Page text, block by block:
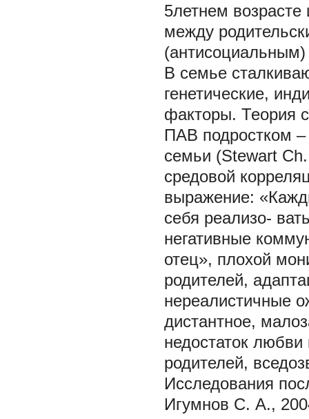
5летнем
между
В семье
генетические,
факторы. Теория
ПАВ подростком –
семьи (Stewart
средовой
выражение:
себя реализо-
негативные
отец», плохой
родителей,
нереалистичные
дистантное,
недостаток любви
родителей,
Исследования
Игумнов С. А.,